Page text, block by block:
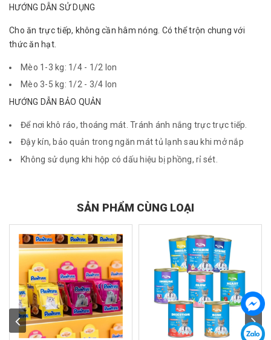
HƯỚNG DẪN SỬ DỤNG
Cho ăn trực tiếp, không cần hâm nóng. Có thể trộn chung với
thức ăn hạt.
Mèo 1-3 kg: 1/4 - 1/2 lon
Mèo 3-5 kg: 1/2 - 3/4 lon
HƯỚNG DẪN BẢO QUẢN
Để nơi khô ráo, thoáng mát. Tránh ánh nắng trực trực tiếp.
Đậy kín, bảo quản trong ngăn mát tủ lạnh sau khi mở nắp
Không sử dụng khi hộp có dấu hiệu bị phồng, rỉ sét.
SẢN PHẨM CÙNG LOẠI